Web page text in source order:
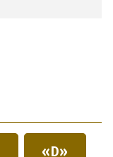
«D»